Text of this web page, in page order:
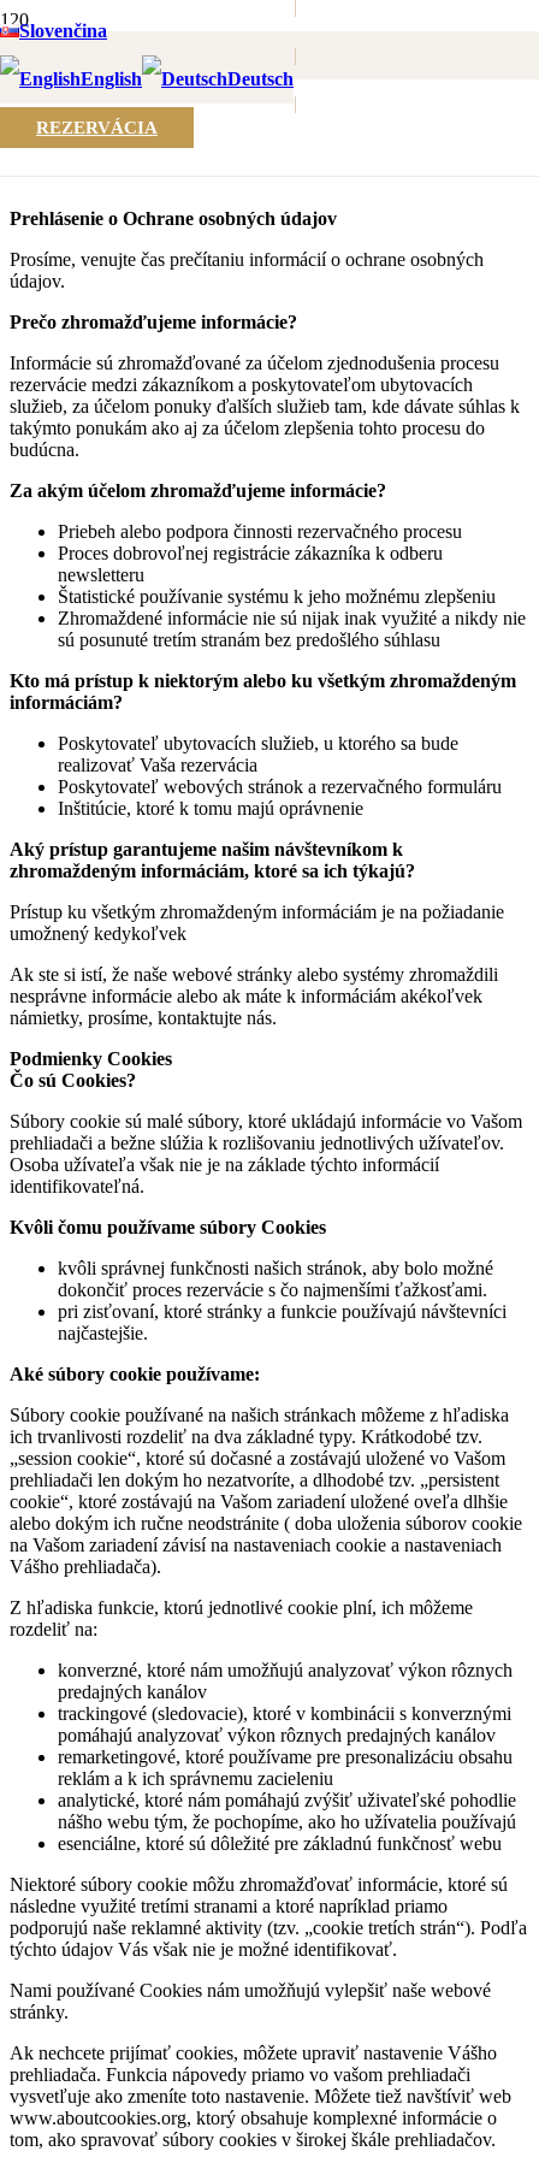
Slovenčina
English Deutsch
|
|
REZERVÁCIA
SPRACOVANIE OSOBNÝCH
Prehlásenie o Ochrane osobných údajov
Prosíme, venujte čas prečítaniu informácií o ochrane osobných
údajov.
Prečo zhromažďujeme informácie?
Informácie sú zhromažďované za účelom zjednodušenia procesu
rezervácie medzi zákazníkom a poskytovateľom ubytovacích
služieb, za účelom ponuky ďalších služieb tam, kde dávate súhlas k
takýmto ponukám ako aj za účelom zlepšenia tohto procesu do
budúcna.
Za akým účelom zhromažďujeme informácie?
Priebeh alebo podpora činnosti rezervačného procesu
Proces dobrovoľnej registrácie zákazníka k odberu
newsletteru
Štatistické používanie systému k jeho možnému zlepšeniu
Zhromaždené informácie nie sú nijak inak využité a nikdy nie
sú posunuté tretím stranám bez predošlého súhlasu
Kto má prístup k niektorým alebo ku všetkým zhromaždeným
informáciám?
Poskytovateľ ubytovacích služieb, u ktorého sa bude
realizovať Vaša rezervácia
Poskytovateľ webových stránok a rezervačného formuláru
Inštitúcie, ktoré k tomu majú oprávnenie
Aký prístup garantujeme našim návštevníkom k
zhromaždeným informáciám, ktoré sa ich týkajú?
Prístup ku všetkým zhromaždeným informáciám je na požiadanie
umožnený kedykoľvek
Ak ste si istí, že naše webové stránky alebo systémy zhromaždili
nesprávne informácie alebo ak máte k informáciám akékoľvek
námietky, prosíme, kontaktujte nás.
Podmienky Cookies
Čo sú Cookies?
Súbory cookie sú malé súbory, ktoré ukládajú informácie vo Vašom
prehliadači a bežne slúžia k rozlišovaniu jednotlivých užívateľov.
Osoba užívateľa však nie je na základe týchto informácií
identifikovateľná.
Kvôli čomu používame súbory Cookies
kvôli správnej funkčnosti našich stránok, aby bolo možné
dokončiť proces rezervácie s čo najmenšími ťažkosťami.
pri zisťovaní, ktoré stránky a funkcie používajú návštevníci
najčastejšie.
Aké súbory cookie používame:
Súbory cookie používané na našich stránkach môžeme z hľadiska
ich trvanlivosti rozdeliť na dva základné typy. Krátkodobé tzv.
„session cookie“, ktoré sú dočasné a zostávajú uložené vo Vašom
prehliadači len dokým ho nezatvoríte, a dlhodobé tzv. „persistent
cookie“, ktoré zostávajú na Vašom zariadení uložené oveľa dlhšie
alebo dokým ich ručne neodstránite ( doba uloženia súborov cookie
na Vašom zariadení závisí na nastaveniach cookie a nastaveniach
Vášho prehliadača).
Z hľadiska funkcie, ktorú jednotlivé cookie plní, ich môžeme
rozdeliť na:
konverzné, ktoré nám umožňujú analyzovať výkon rôznych
predajných kanálov
trackingové (sledovacie), ktoré v kombinácii s konverznými
pomáhajú analyzovať výkon rôznych predajných kanálov
remarketingové, ktoré používame pre presonalizáciu obsahu
reklám a k ich správnemu zacieleniu
analytické, ktoré nám pomáhajú zvýšiť uživateľské pohodlie
nášho webu tým, že pochopíme, ako ho užívatelia používajú
esenciálne, ktoré sú dôležité pre základnú funkčnosť webu
Niektoré súbory cookie môžu zhromažďovať informácie, ktoré sú
následne využité tretími stranami a ktoré napríklad priamo
podporujú naše reklamné aktivity (tzv. „cookie tretích strán“). Podľa
týchto údajov Vás však nie je možné identifikovať.
Nami používané Cookies nám umožňujú vylepšiť naše webové
stránky.
Ak nechcete prijímať cookies, môžete upraviť nastavenie Vášho
prehliadača. Funkcia nápovedy priamo vo vašom prehliadači
vysvetľuje ako zmeníte toto nastavenie. Môžete tiež navštíviť web
www.aboutcookies.org, ktorý obsahuje komplexné informácie o
tom, ako spravovať súbory cookies v širokej škále prehliadačov.